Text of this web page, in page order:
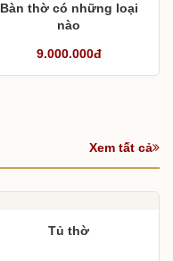
Bàn thờ có những loại
nào
9.000.000đ
Xem tất cả
Tủ thờ